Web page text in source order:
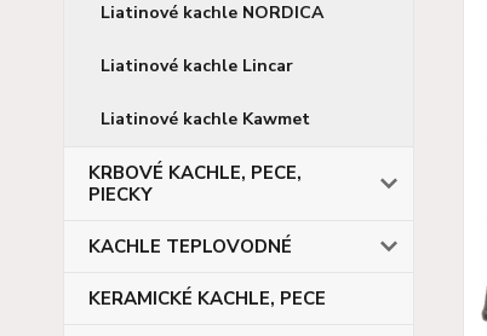
Liatinové kachle NORDICA
Liatinové kachle Lincar
Liatinové kachle Kawmet
KRBOVÉ KACHLE, PECE,
PIECKY
KACHLE TEPLOVODNÉ
KERAMICKÉ KACHLE, PECE